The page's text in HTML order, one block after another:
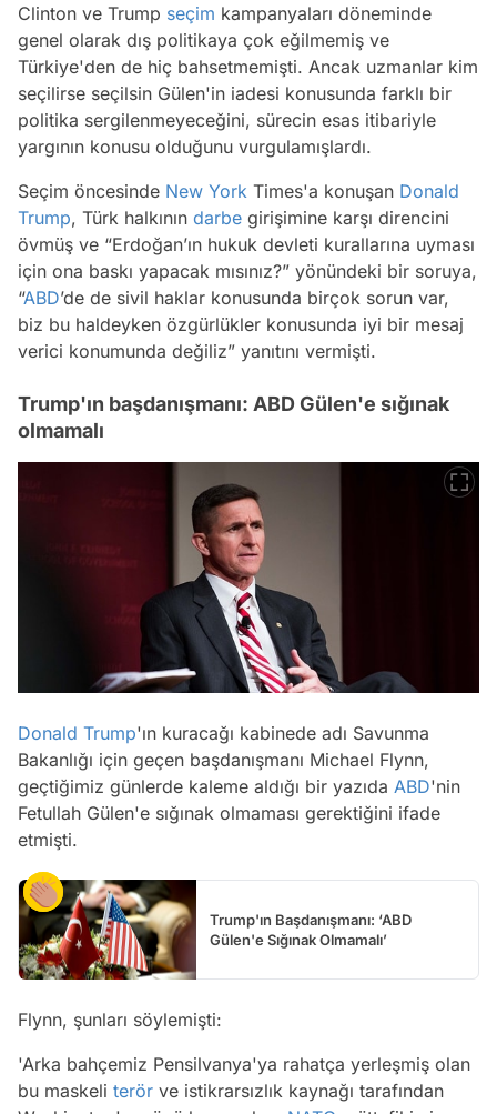
Clinton ve Trump seçim kampanyaları döneminde
genel olarak dış politikaya çok eğilmemiş ve
Türkiye'den de hiç bahsetmemişti. Ancak uzmanlar kim
seçilirse seçilsin Gülen'in iadesi konusunda farklı bir
politika sergilenmeyeceğini, sürecin esas itibariyle
yargının konusu olduğunu vurgulamışlardı.
Seçim öncesinde New York Times'a konuşan Donald
Trump, Türk halkının darbe girişimine karşı direncini
övmüş ve “Erdoğan’ın hukuk devleti kurallarına uyması
için ona baskı yapacak mısınız?” yönündeki bir soruya,
“ABD’de de sivil haklar konusunda birçok sorun var,
biz bu haldeyken özgürlükler konusunda iyi bir mesaj
verici konumunda değiliz” yanıtını vermişti.
Trump'ın başdanışmanı: ABD Gülen'e sığınak
olmamalı
Donald Trump'ın kuracağı kabinede adı Savunma
Bakanlığı için geçen başdanışmanı Michael Flynn,
geçtiğimiz günlerde kaleme aldığı bir yazıda ABD'nin
Fetullah Gülen'e sığınak olmaması gerektiğini ifade
etmişti.
Trump'ın Başdanışmanı: ‘ABD
Gülen'e Sığınak Olmamalı’
Flynn, şunları söylemişti:
'Arka bahçemiz Pensilvanya'ya rahatça yerleşmiş olan
bu maskeli terör ve istikrarsızlık kaynağı tarafından